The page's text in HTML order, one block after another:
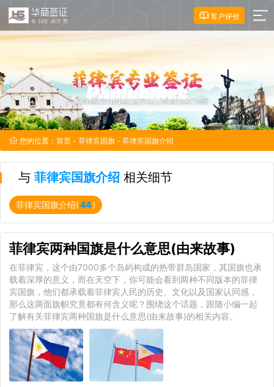
客户评价
您的位置： 首页 - 菲律宾国旗 - 菲律宾国旗介绍
与 菲律宾国旗介绍 相关细节
菲律宾国旗介绍(44)
菲律宾两种国旗是什么意思(由来故事)
在菲律宾，这个由7000多个岛屿构成的热带群岛国家，其国旗也承
载着深厚的意义，而在天空下，你可能会看到两种不同版本的菲律
宾国旗，他们都承载着菲律宾人民的历史、文化以及国家认同感，
那么这两面旗帜究竟都有何含义呢？围绕这个话题，跟随小编一起
了解有关菲律宾两种国旗是什么意思(由来故事)的相关内容。